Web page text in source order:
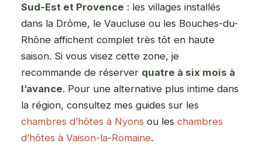
Sud-Est et Provence : les villages installés
dans la Drôme, le Vaucluse ou les Bouches-du-
Rhône affichent complet très tôt en haute
saison. Si vous visez cette zone, je
recommande de réserver quatre à six mois à
l’avance. Pour une alternative plus intime dans
la région, consultez mes guides sur les
chambres d’hôtes à Nyons ou les chambres
d’hôtes à Vaison-la-Romaine.